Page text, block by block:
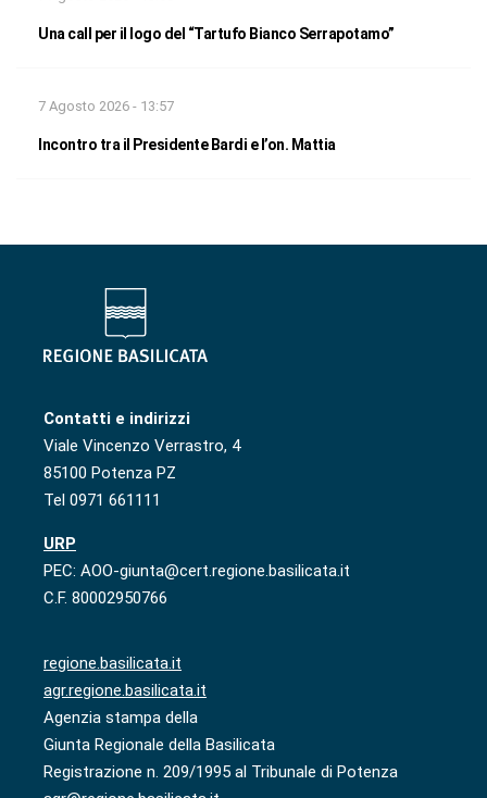
Una call per il logo del “Tartufo Bianco Serrapotamo”
7 Agosto 2026 - 13:57
Incontro tra il Presidente Bardi e l’on. Mattia
Contatti e indirizzi
Viale Vincenzo Verrastro, 4
85100 Potenza PZ
Tel 0971 661111
URP
PEC: AOO-giunta@cert.regione.basilicata.it
C.F. 80002950766
regione.basilicata.it
agr.regione.basilicata.it
Agenzia stampa della
Giunta Regionale della Basilicata
Registrazione n. 209/1995 al Tribunale di Potenza